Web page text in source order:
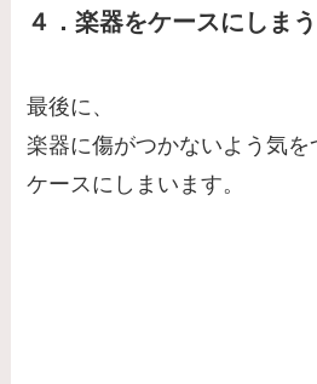
４．楽器をケースにしまう
最後に、
楽器に傷がつかないよう気を
ケースにしまいます。